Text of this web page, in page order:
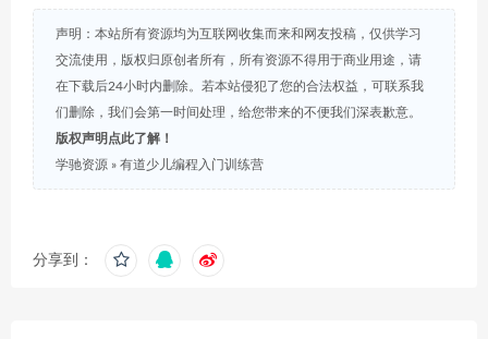
声明：本站所有资源均为互联网收集而来和网友投稿，仅供学习
交流使用，版权归原创者所有，所有资源不得用于商业用途，请
在下载后24小时内删除。若本站侵犯了您的合法权益，可联系我
们删除，我们会第一时间处理，给您带来的不便我们深表歉意。
版权声明点此了解！
学驰资源 » 有道少儿编程入门训练营
分享到：